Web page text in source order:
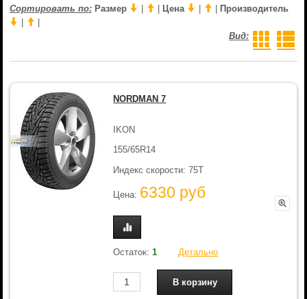
Сортировать по: Размер Цена
Производитель
Вид:
NORDMAN 7
IKON
155/65R14
Индекс скорости: 75T
Цена: 6330 руб
Остаток: 1 Детально